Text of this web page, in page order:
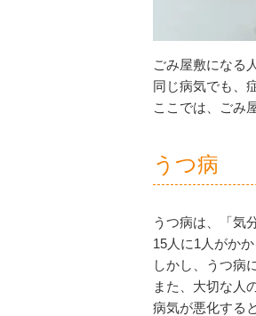
ごみ屋敷になる
同じ病気でも、
ここでは、ごみ
うつ病
うつ病は、「気
15人に1人がか
しかし、うつ病
また、大切な人
病気が悪化すると